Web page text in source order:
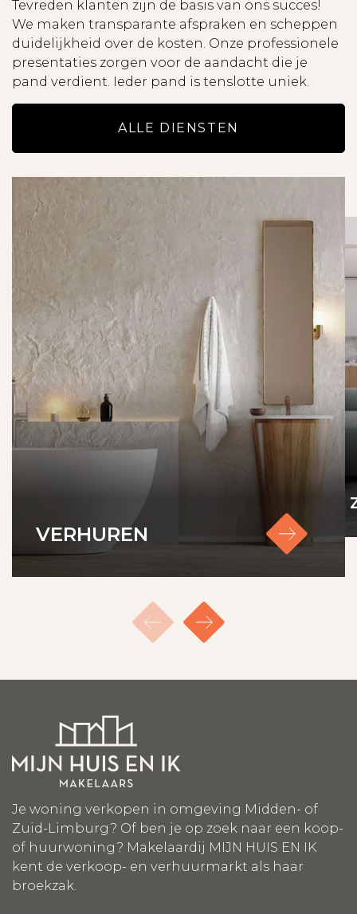
- Als inkomenseis dien je minimaal drie (3) keer
de maandhuur bruto te verdienen of een
borgsteller te hebben die hieraan voldoet.
- De informatie op onze website is met de
nodige zorgvuldigheid samengesteld.
voor enige onvolledigheid of onjuistheid, dan
indicatief en hieraan kunnen geen rechten
worden ontleend.
- Lees de brochure zorgvuldig door, met name
ook de uitsplitsing van de huur en de totale huur
per maand.
- Alle potentiële huurders worden uitgebreide
gescreend uit op onder andere
kredietwaardigheid en inkomstentoets.
Tevreden klanten zijn de basis van ons succes!
We maken transparante afspraken en scheppen
duidelijkheid over de kosten. Onze professionele
presentaties zorgen voor de aandacht die je
pand verdient. Ieder pand is tenslotte uniek.
ALLE DIENSTEN
VERHUREN
Je woning verkopen in omgeving Midden- of
Zuid-Limburg? Of ben je op zoek naar een koop-
of huurwoning? Makelaardij MIJN HUIS EN IK
kent de verkoop- en verhuurmarkt als haar
broekzak.